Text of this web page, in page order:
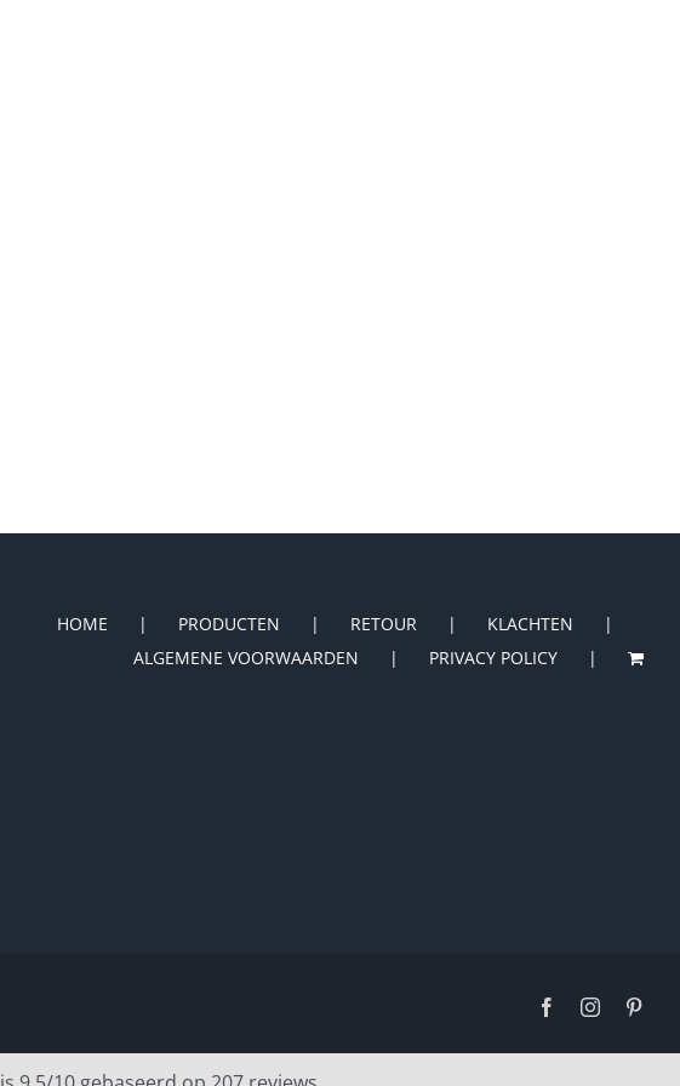
HOME PRODUCTEN RETOUR
KLACHTEN
ALGEMENE VOORWAARDEN
PRIVACY POLICY
FacebookInstagram